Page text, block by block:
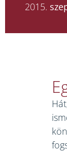
2015.